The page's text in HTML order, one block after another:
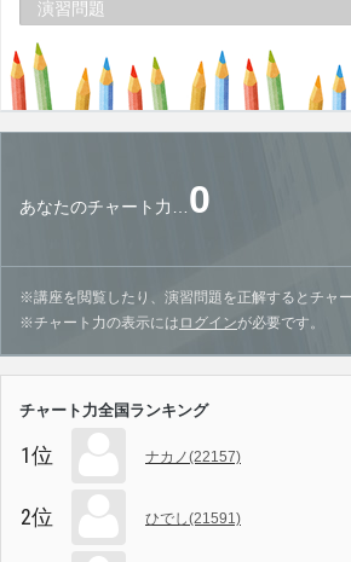
演習問題
あなたのチャート力…0
※講座を閲覧したり、演習問題を正解するとチャ
※チャート力の表示には ログインが必要です。
チャート力全国ランキング
1位 ナカノ(22157)
2位 ひでし(21591)